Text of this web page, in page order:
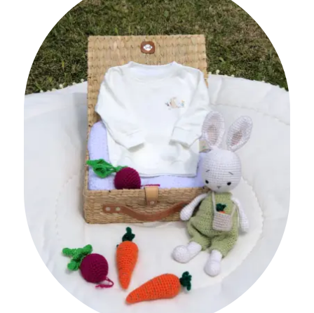
No hay productos
en el carrito.
Go To Shop